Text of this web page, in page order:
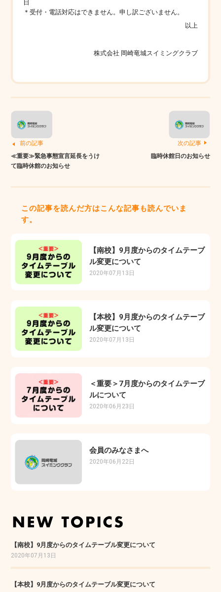
日
＊受付・電話対応はできません。申し訳ございません。
以上
株式会社 岡崎竜城スイミングクラブ
前の記事
≪重要≫緊急事態宣言延長をうけ
て臨時休館のお知らせ
次の記事
臨時休館日のお知らせ
この記事を読んだ方はこんな記事も読んでいま
す。
【南校】9月度からのタイムテーブ
ル変更について
2020年07月13日
【本校】9月度からのタイムテーブ
ル変更について
2020年07月13日
＜重要＞7月度からのタイムテーブ
ルについて
2020年06月23日
会員のみなさまへ
2020年06月22日
【南校】9月度からのタイムテーブル変更について
2020年07月13日
【本校】9月度からのタイムテーブル変更について